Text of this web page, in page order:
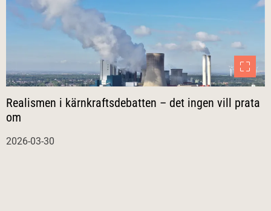
Realismen i kärnkraftsdebatten – det ingen vill prata
om
2026-03-30